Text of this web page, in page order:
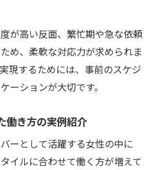
が高い反面、繁忙期や急な依頼
め、柔軟な対応力が求められま
現するためには、事前のスケジ
ーションが大切です。
働き方の実例紹介
ーとして活躍する女性の中に
イルに合わせて働く方が増えて